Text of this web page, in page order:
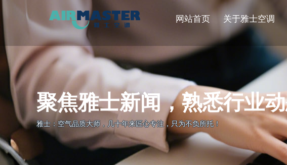
网站首页 关于雅士空调
聚焦雅士新闻，熟悉行业
雅士：空气品质大师，几十年来匠心专注，只为不负所托！